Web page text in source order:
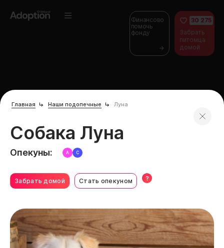
Финансово
помочь
фонду
30 275
Забрать
питомца
домой
Главная Наши подопечные Луна
Собака Луна
Забрать домой Стать опекуном ?
Опекуны: А С